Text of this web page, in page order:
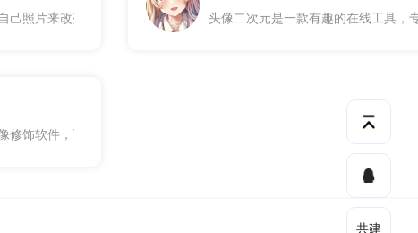
共建
有一个简单易用的界面，用户不需要具备专业的计算机技能就可以轻
己照片来改变年龄的在线工具，是一种基于人脸图像的年龄的计算方法
头像二次元是一款有趣的在线工具，
像进行美化处理。
修饰软件，可以帮助您修改和润色您的照片，这款图片美化工具不仅功